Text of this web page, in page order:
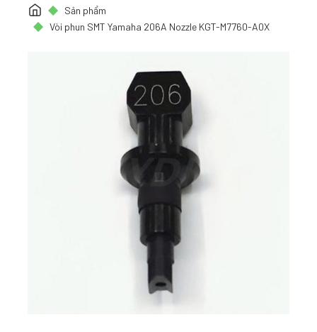
Sản phẩm
Vòi phun SMT Yamaha 206A Nozzle KGT-M7760-A0X